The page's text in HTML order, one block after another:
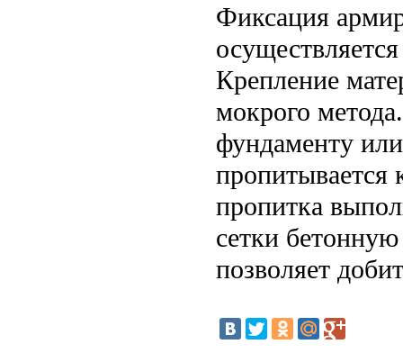
Фиксация
Крепление
мокрого
фундаменту
пропитывается
пропитка
сетки
позволяет